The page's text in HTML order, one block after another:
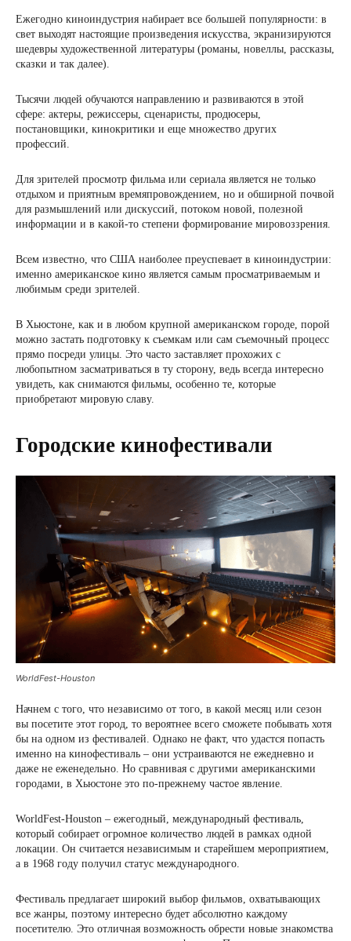
Ежегодно киноиндустрия набирает все большей популярности: в
свет выходят настоящие произведения искусства, экранизируются
шедевры художественной литературы (романы, новеллы, рассказы,
сказки и так далее).
Тысячи людей обучаются направлению и развиваются в этой
сфере: актеры, режиссеры, сценаристы, продюсеры,
постановщики, кинокритики и еще множество других
профессий.
Для зрителей просмотр фильма или сериала является не только
отдыхом и приятным времяпровождением, но и обширной почвой
для размышлений или дискуссий, потоком новой, полезной
информации и в какой-то степени формирование мировоззрения.
Всем известно, что США наиболее преуспевает в киноиндустрии:
именно американское кино является самым просматриваемым и
любимым среди зрителей.
В Хьюстоне, как и в любом крупной американском городе, порой
можно застать подготовку к съемкам или сам съемочный процесс
прямо посреди улицы. Это часто заставляет прохожих с
любопытном засматриваться в ту сторону, ведь всегда интересно
увидеть, как снимаются фильмы, особенно те, которые
приобретают мировую славу.
Городские кинофестивали
WorldFest-Houston
Начнем с того, что независимо от того, в какой месяц или сезон
вы посетите этот город, то вероятнее всего сможете побывать хотя
бы на одном из фестивалей. Однако не факт, что удастся попасть
именно на кинофестиваль – они устраиваются не ежедневно и
даже не еженедельно. Но сравнивая с другими американскими
городами, в Хьюстоне это по-прежнему частое явление.
WorldFest-Houston – ежегодный, международный фестиваль,
который собирает огромное количество людей в рамках одной
локации. Он считается независимым и старейшем мероприятием,
а в 1968 году получил статус международного.
Фестиваль предлагает широкий выбор фильмов, охватывающих
все жанры, поэтому интересно будет абсолютно каждому
посетителю. Это отличная возможность обрести новые знакомства